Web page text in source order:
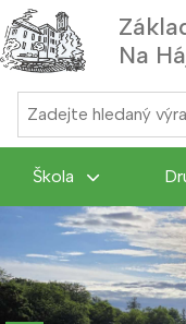
Na
Škola